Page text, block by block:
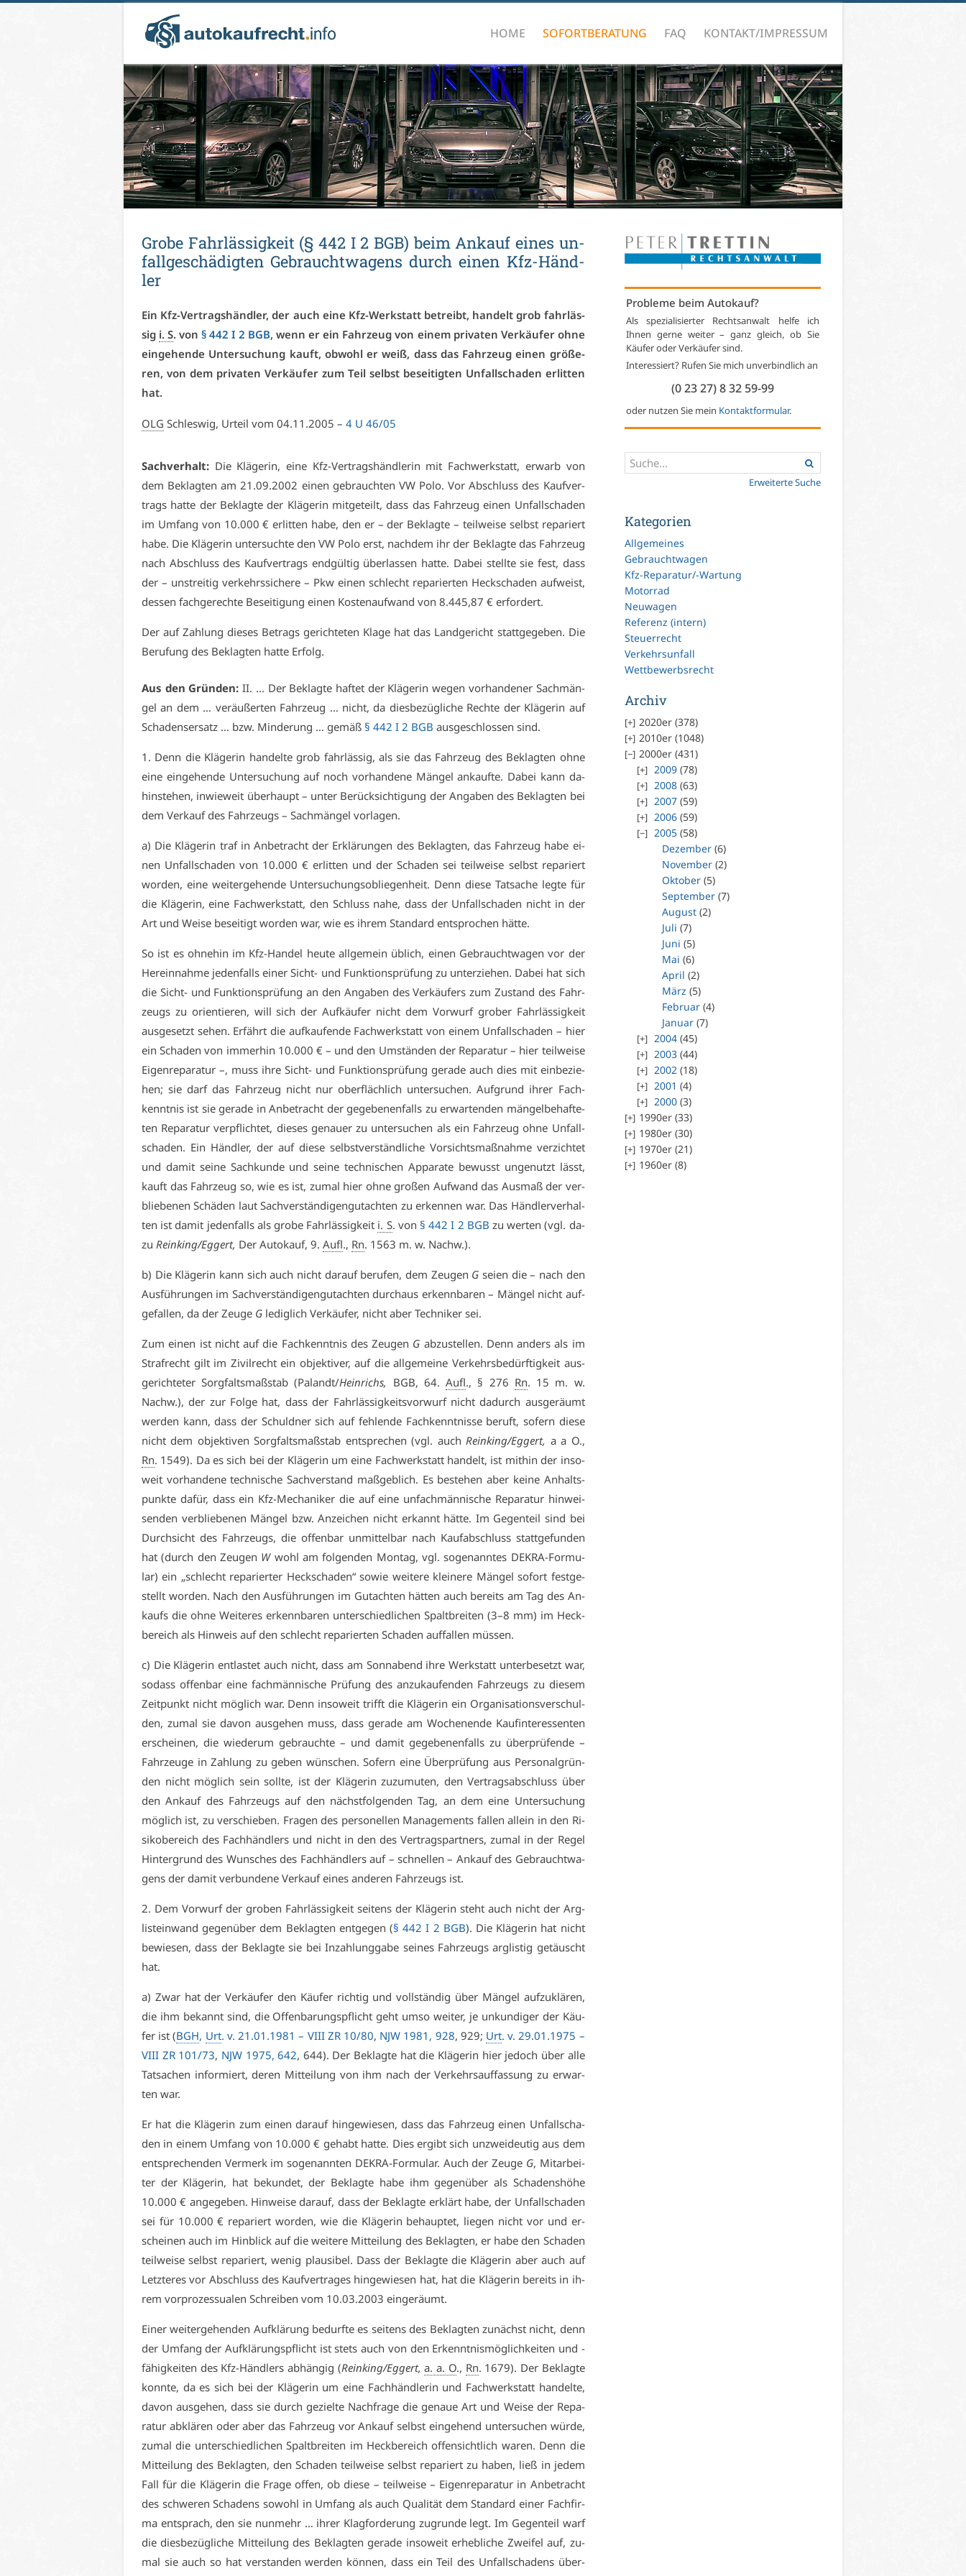
HOME SOFORTBERATUNG FAQ KONTAKT/IMPRESSUM
Gro­be Fahr­läs­sig­keit (§ 442 I 2 BGB) beim An­kauf ei­nes un­
fall­ge­schä­dig­ten Ge­braucht­wa­gens durch ei­nen Kfz-Händ­
ler
Ein Kfz-Ver­trags­händ­ler, der auch ei­ne Kfz-Werk­statt be­treibt, han­delt grob fahr­läs­
sig i. S. von§ 442 I 2 BGB, wenn er ein Fahr­zeug von ei­nem pri­va­ten Ver­käu­fer oh­ne
ein­ge­hen­de Un­ter­su­chung kauft, ob­wohl er weiß, dass das Fahr­zeug ei­nen grö­ße­
ren, von dem pri­va­ten Ver­käu­fer zum Teil selbst be­sei­tig­ten Un­fall­scha­den er­lit­ten
hat.
OLG Schles­wig, Ur­teil vom 04.11.2005 – 4 U 46/05
Sach­ver­halt: Die Klä­ge­rin, ei­ne Kfz-Ver­trags­händ­le­rin mit Fach­werk­statt, er­warb von
dem Be­klag­ten am 21.09.2002 ei­nen ge­brauch­ten VW Po­lo. Vor Ab­schluss des Kauf­ver­
trags hat­te der Be­klag­te der Klä­ge­rin mit­ge­teilt, dass das Fahr­zeug ei­nen Un­fall­scha­den
im Um­fang von 10.000 € er­lit­ten ha­be, den er – der Be­klag­te – teil­wei­se selbst re­pa­riert
ha­be. Die Klä­ge­rin un­ter­such­te den VW Po­lo erst, nach­dem ihr der Be­klag­te das Fahr­zeug
nach Ab­schluss des Kauf­ver­trags end­gül­tig über­las­sen hat­te. Da­bei stell­te sie fest, dass
der – un­strei­tig ver­kehrs­si­che­re – Pkw ei­nen schlecht re­pa­rier­ten Heck­scha­den auf­weist,
des­sen fach­ge­rech­te Be­sei­ti­gung ei­nen Kos­ten­auf­wand von 8.445,87 € er­for­dert.
Der auf Zah­lung die­ses Be­trags ge­rich­te­ten Kla­ge hat das Land­ge­richt statt­ge­ge­ben. Die
Be­ru­fung des Be­klag­ten hat­te Er­folg.
Aus den Grün­den: II. … Der Be­klag­te haf­tet der Klä­ge­rin we­gen vor­han­de­ner Sach­män­
gel an dem … ver­äu­ßer­ten Fahr­zeug … nicht, da dies­be­züg­li­che Rech­te der Klä­ge­rin auf
Scha­dens­er­satz … bzw. Min­de­rung … ge­mäß § 442 I 2 BGB aus­ge­schlos­sen sind.
1. Denn die Klä­ge­rin han­del­te grob fahr­läs­sig, als sie das Fahr­zeug des Be­klag­ten oh­ne
ei­ne ein­ge­hen­de Un­ter­su­chung auf noch vor­han­de­ne Män­gel an­kauf­te. Da­bei kann da­
hin­ste­hen, in­wie­weit über­haupt – un­ter Be­rück­sich­ti­gung der An­ga­ben des Be­klag­ten bei
dem Ver­kauf des Fahr­zeugs – Sach­män­gel vor­la­gen.
a) Die Klä­ge­rin traf in An­be­tracht der Er­klä­run­gen des Be­klag­ten, das Fahr­zeug ha­be ei­
nen Un­fall­scha­den von 10.000 € er­lit­ten und der Scha­den sei teil­wei­se selbst re­pa­riert
wor­den, ei­ne wei­ter­ge­hen­de Un­ter­su­chungs­ob­lie­gen­heit. Denn die­se Tat­sa­che leg­te für
die Klä­ge­rin, ei­ne Fach­werk­statt, den Schluss na­he, dass der Un­fall­scha­den nicht in der
Art und Wei­se be­sei­tigt wor­den war, wie es ih­rem Stan­dard ent­spro­chen hät­te.
So ist es oh­ne­hin im Kfz-Han­del heu­te all­ge­mein üb­lich, ei­nen Ge­braucht­wa­gen vor der
Her­ein­nah­me je­den­falls ei­ner Sicht- und Funk­ti­ons­prü­fung zu un­ter­zie­hen. Da­bei hat sich
die Sicht- und Funk­ti­ons­prü­fung an den An­ga­ben des Ver­käu­fers zum Zu­stand des Fahr­
zeugs zu ori­en­tie­ren, will sich der Auf­käu­fer nicht dem Vor­wurf gro­ber Fahr­läs­sig­keit
aus­ge­setzt se­hen. Er­fährt die auf­kau­fen­de Fach­werk­statt von ei­nem Un­fall­scha­den – hier
ein Scha­den von im­mer­hin 10.000 € – und den Um­stän­den der Re­pa­ra­tur – hier teil­wei­se
Ei­gen­re­pa­ra­tur –, muss ih­re Sicht- und Funk­ti­ons­prü­fung ge­ra­de auch dies mit ein­be­zie­
hen; sie darf das Fahr­zeug nicht nur ober­fläch­lich un­ter­su­chen. Auf­grund ih­rer Fach­
kennt­nis ist sie ge­ra­de in An­be­tracht der ge­ge­be­nen­falls zu er­war­ten­den män­gel­be­haf­te­
ten Re­pa­ra­tur ver­pflich­tet, die­ses ge­nau­er zu un­ter­su­chen als ein Fahr­zeug oh­ne Un­fall­
scha­den. Ein Händ­ler, der auf die­se selbst­ver­ständ­li­che Vor­sichts­maß­nah­me ver­zich­tet
und da­mit sei­ne Sach­kun­de und sei­ne tech­ni­schen Ap­pa­ra­te be­wusst un­ge­nutzt lässt,
kauft das Fahr­zeug so, wie es ist, zu­mal hier oh­ne gro­ßen Auf­wand das Aus­maß der ver­
blie­be­nen Schä­den laut Sach­ver­stän­di­gen­gut­ach­ten zu er­ken­nen war. Das Händ­ler­ver­hal­
ten ist da­mit je­den­falls als gro­be Fahr­läs­sig­keit i. S. von § 442 I 2 BGB zu wer­ten (vgl. da­
zu Rein­king/Eg­gert, Der Au­to­kauf, 9. Aufl., Rn. 1563 m. w. Nachw.).
b) Die Klä­ge­rin kann sich auch nicht dar­auf be­ru­fen, dem Zeu­gen G sei­en die – nach den
Aus­füh­run­gen im Sach­ver­stän­di­gen­gut­ach­ten durch­aus er­kenn­ba­ren – Män­gel nicht auf­
ge­fal­len, da der Zeu­ge G le­dig­lich Ver­käu­fer, nicht aber Tech­ni­ker sei.
Zum ei­nen ist nicht auf die Fach­kennt­nis des Zeu­gen G ab­zu­stel­len. Denn an­ders als im
Straf­recht gilt im Zi­vil­recht ein ob­jek­ti­ver, auf die all­ge­mei­ne Ver­kehrs­be­dürf­tig­keit aus­
ge­rich­te­ter Sorg­falts­maß­stab (Pa­landt/Hein­richs, BGB, 64.Aufl., § 276 Rn. 15 m. w.
Nachw.), der zur Fol­ge hat, dass der Fahr­läs­sig­keits­vor­wurf nicht da­durch aus­ge­räumt
wer­den kann, dass der Schuld­ner sich auf feh­len­de Fach­kennt­nis­se be­ruft, so­fern die­se
nicht dem ob­jek­ti­ven Sorg­falts­maß­stab ent­spre­chen (vgl. auchRein­king/Eg­gert, a a O.,
Rn. 1549). Da es sich bei der Klä­ge­rin um ei­ne Fach­werk­statt han­delt, ist mit­hin der in­so­
weit vor­han­de­ne tech­ni­sche Sach­ver­stand maß­geb­lich. Es be­ste­hen aber kei­ne An­halts­
punk­te da­für, dass ein Kfz-Me­cha­ni­ker die auf ei­ne un­fach­män­ni­sche Re­pa­ra­tur hin­wei­
sen­den ver­blie­be­nen Män­gel bzw. An­zei­chen nicht er­kannt hät­te. Im Ge­gen­teil sind bei
Durch­sicht des Fahr­zeugs, die of­fen­bar un­mit­tel­bar nach Kauf­ab­schluss statt­ge­fun­den
hat (durch den Zeu­gen Wwohl am fol­gen­den Mon­tag, vgl. so­ge­nann­tes DE­KRA-For­mu­
lar) ein „schlecht re­pa­rier­ter Heck­scha­den“ so­wie wei­te­re klei­ne­re Män­gel so­fort fest­ge­
stellt wor­den. Nach den Aus­füh­run­gen im Gut­ach­ten hät­ten auch be­reits am Tag des An­
kaufs die oh­ne Wei­te­res er­kenn­ba­ren un­ter­schied­li­chen Spalt­brei­ten (3–8 mm) im Heck­
be­reich als Hin­weis auf den schlecht re­pa­rier­ten Scha­den auf­fal­len müs­sen.
c) Die Klä­ge­rin ent­las­tet auch nicht, dass am Sonn­abend ih­re Werk­statt un­ter­be­setzt war,
so­dass of­fen­bar ei­ne fach­män­ni­sche Prü­fung des an­zu­kau­fen­den Fahr­zeugs zu die­sem
Zeit­punkt nicht mög­lich war. Denn in­so­weit trifft die Klä­ge­rin ein Or­ga­ni­sa­ti­ons­ver­schul­
den, zu­mal sie da­von aus­ge­hen muss, dass ge­ra­de am Wo­chen­en­de Kauf­in­ter­es­sen­ten
er­schei­nen, die wie­der­um ge­brauch­te – und da­mit ge­ge­be­nen­falls zu über­prü­fen­de –
Fahr­zeu­ge in Zah­lung zu ge­ben wün­schen. So­fern ei­ne Über­prü­fung aus Per­so­nal­grün­
den nicht mög­lich sein soll­te, ist der Klä­ge­rin zu­zu­mu­ten, den Ver­trags­ab­schluss über
den An­kauf des Fahr­zeugs auf den nächst­fol­gen­den Tag, an dem ei­ne Un­ter­su­chung
mög­lich ist, zu ver­schie­ben. Fra­gen des per­so­nel­len Ma­nage­ments fal­len al­lein in den Ri­
si­ko­be­reich des Fach­händ­lers und nicht in den des Ver­trags­part­ners, zu­mal in der Re­gel
Hin­ter­grund des Wun­sches des Fach­händ­lers auf – schnel­len – An­kauf des Ge­braucht­wa­
gens der da­mit ver­bun­de­ne Ver­kauf ei­nes an­de­ren Fahr­zeugs ist.
2. Dem Vor­wurf der gro­ben Fahr­läs­sig­keit sei­tens der Klä­ge­rin steht auch nicht der Arg­
lis­tein­wand ge­gen­über dem Be­klag­ten ent­ge­gen (§ 442 I 2 BGB). Die Klä­ge­rin hat nicht
be­wie­sen, dass der Be­klag­te sie bei In­zah­lung­ga­be sei­nes Fahr­zeugs arg­lis­tig ge­täuscht
hat.
a) Zwar hat der Ver­käu­fer den Käu­fer rich­tig und voll­stän­dig über Män­gel auf­zu­klä­ren,
die ihm be­kannt sind, die Of­fen­ba­rungs­pflicht geht um­so wei­ter, je un­kun­di­ger der Käu­
fer ist (BGH, Urt. v. 21.01.1981 – VI­II ZR 10/80, NJW 1981, 928, 929; Urt. v. 29.01.1975 –
VI­II ZR 101/73, NJW 1975, 642, 644). Der Be­klag­te hat die Klä­ge­rin hier je­doch über al­le
Tat­sa­chen in­for­miert, de­ren Mit­tei­lung von ihm nach der Ver­kehrs­auf­fas­sung zu er­war­
ten war.
Er hat die Klä­ge­rin zum ei­nen dar­auf hin­ge­wie­sen, dass das Fahr­zeug ei­nen Un­fall­scha­
den in ei­nem Um­fang von 10.000 € ge­habt hat­te. Dies er­gibt sich un­zwei­deu­tig aus dem
ent­spre­chen­den Ver­merk im so­ge­nann­ten DE­KRA-For­mu­lar. Auch der Zeu­ge G, Mit­ar­bei­
ter der Klä­ge­rin, hat be­kun­det, der Be­klag­te ha­be ihm ge­gen­über als Scha­dens­hö­he
10.000 € an­ge­ge­ben. Hin­wei­se dar­auf, dass der Be­klag­te er­klärt ha­be, der Un­fall­scha­den
sei für 10.000 € re­pa­riert wor­den, wie die Klä­ge­rin be­haup­tet, lie­gen nicht vor und er­
schei­nen auch im Hin­blick auf die wei­te­re Mit­tei­lung des Be­klag­ten, er ha­be den Scha­den
teil­wei­se selbst re­pa­riert, we­nig plau­si­bel. Dass der Be­klag­te die Klä­ge­rin aber auch auf
Letz­te­res vor Ab­schluss des Kauf­ver­tra­ges hin­ge­wie­sen hat, hat die Klä­ge­rin be­reits in ih­
rem vor­pro­zes­sua­len Schrei­ben vom 10.03.2003 ein­ge­räumt.
Ei­ner wei­ter­ge­hen­den Auf­klä­rung be­durf­te es sei­tens des Be­klag­ten zu­nächst nicht, denn
der Um­fang der Auf­klä­rungs­pflicht ist stets auch von den Er­kennt­nis­mög­lich­kei­ten und -
fä­hig­kei­ten des Kfz-Händ­lers ab­hän­gig (Rein­king/Eg­gert, a. a. O., Rn. 1679). Der Be­klag­te
konn­te, da es sich bei der Klä­ge­rin um ei­ne Fach­händ­le­rin und Fach­werk­statt han­del­te,
da­von aus­ge­hen, dass sie durch ge­ziel­te Nach­fra­ge die ge­naue Art und Wei­se der Re­pa­
ra­tur ab­klä­ren oder aber das Fahr­zeug vor An­kauf selbst ein­ge­hend un­ter­su­chen wür­de,
zu­mal die un­ter­schied­li­chen Spalt­brei­ten im Heck­be­reich of­fen­sicht­lich wa­ren. Denn die
Mit­tei­lung des Be­klag­ten, den Scha­den teil­wei­se selbst re­pa­riert zu ha­ben, ließ in je­dem
Fall für die Klä­ge­rin die Fra­ge of­fen, ob die­se – teil­wei­se – Ei­gen­re­pa­ra­tur in An­be­tracht
des schwe­ren Scha­dens so­wohl in Um­fang als auch Qua­li­tät dem Stan­dard ei­ner Fach­fir­
ma ent­sprach, den sie nun­mehr … ih­rer Klag­for­de­rung zu­grun­de legt. Im Ge­gen­teil warf
die dies­be­züg­li­che Mit­tei­lung des Be­klag­ten ge­ra­de in­so­weit er­heb­li­che Zwei­fel auf, zu­
mal sie auch so hat ver­stan­den wer­den kön­nen, dass ein Teil des Un­fall­scha­dens über­
Probleme beim Autokauf?
Als spezialisierter Rechtsanwalt helfe ich
Ihnen gerne weiter – ganz gleich, ob Sie
Käufer oder Verkäufer sind.
Interessiert? Rufen Sie mich unverbindlich an
(0 23 27) 8 32 59-99
oder nutzen Sie mein Kontaktformular.
Erweiterte Suche
Kategorien
Allgemeines
Gebrauchtwagen
Kfz-Reparatur/-Wartung
Motorrad
Neuwagen
Referenz (intern)
Steuerrecht
Verkehrsunfall
Wettbewerbsrecht
Archiv
2020er (378)
2010er (1048)
2000er (431)
2009 (78)
2008 (63)
2007 (59)
2006 (59)
2005 (58)
Dezember (6)
November (2)
Oktober (5)
September (7)
August (2)
Juli (7)
Juni (5)
Mai (6)
April (2)
März (5)
Februar (4)
Januar (7)
2004 (45)
2003 (44)
2002 (18)
2001 (4)
2000 (3)
1990er (33)
1980er (30)
1970er (21)
1960er (8)